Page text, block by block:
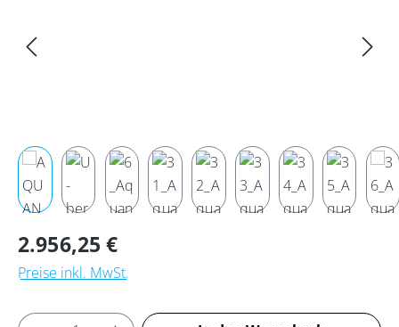
Regulärer Preis:
2.956,25 €
Preise inkl. MwSt.